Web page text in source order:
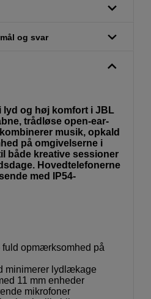
og svar
lyd og høj komfort i JBL
trådløse open-ear-
musik, opkald
på omgivelserne i
både kreative sessioner
Hovedtelefonerne
med IP54-
fuld opmærksomhed på
minimerer lydlækage
11 mm enheder
mikrofoner